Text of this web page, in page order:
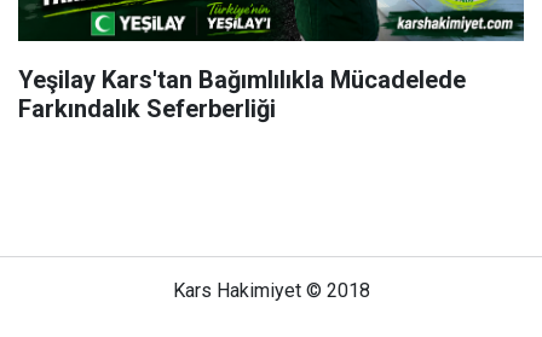
Yeşilay Kars'tan Bağımlılıkla Mücadelede
Farkındalık Seferberliği
Kars Hakimiyet © 2018